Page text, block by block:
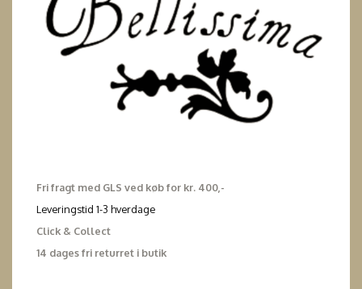
Fri fragt med GLS ved køb for kr. 400,-
Leveringstid 1-3 hverdage
Click & Collect
14 dages fri returret i butik